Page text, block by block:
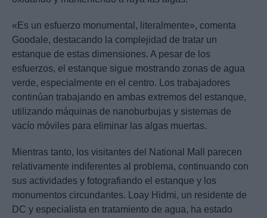
«Es un esfuerzo monumental, literalmente», comenta
Goodale, destacando la complejidad de tratar un
estanque de estas dimensiones. A pesar de los
esfuerzos, el estanque sigue mostrando zonas de agua
verde, especialmente en el centro. Los trabajadores
continúan trabajando en ambas extremos del estanque,
utilizando máquinas de nanoburbujas y sistemas de
vacío móviles para eliminar las algas muertas.
Mientras tanto, los visitantes del National Mall parecen
relativamente indiferentes al problema, continuando con
sus actividades y fotografiando el estanque y los
monumentos circundantes. Loay Hidmi, un residente de
DC y especialista en tratamiento de agua, ha estado